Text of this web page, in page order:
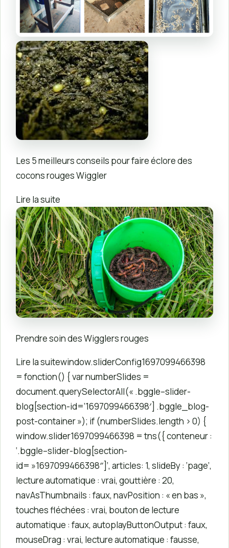
Les 5 meilleurs conseils pour faire éclore des
cocons rouges Wiggler
Lire la suite
Prendre soin des Wigglers rouges
Lire la suitewindow.sliderConfig1697099466398
= fonction() { var numberSlides =
document.querySelectorAll(« .bggle–slider-
blog[section-id=’1697099466398′] .bggle_blog-
post-container »); if (numberSlides.length > 0) {
window.slider1697099466398 = tns({ conteneur :
‘.bggle–slider-blog[section-
id= »1697099466398″]’, articles: 1, slideBy : ‘page’,
lecture automatique : vrai, gouttière : 20,
navAsThumbnails : faux, navPosition : « en bas »,
touches fléchées : vrai, bouton de lecture
automatique : faux, autoplayButtonOutput : faux,
mouseDrag : vrai, lecture automatique : fausse,